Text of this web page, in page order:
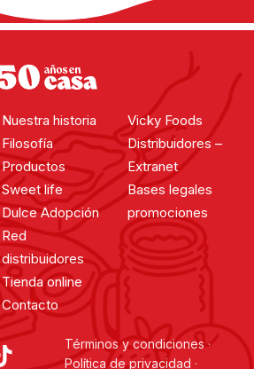
Nuestra historia
Filosofía
Productos
Sweet life
Dulce Adopción
Red
distribuidores
Tienda online
Contacto
Vicky Foods
Distribuidores –
Extranet
Bases legales
promociones
Términos y condiciones·
Política de privacidad ·